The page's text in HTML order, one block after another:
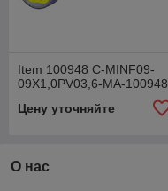
Item 100948 C-MINF09-
09X1,0PV03,6-MA-100948
Цену уточняйте
О нас